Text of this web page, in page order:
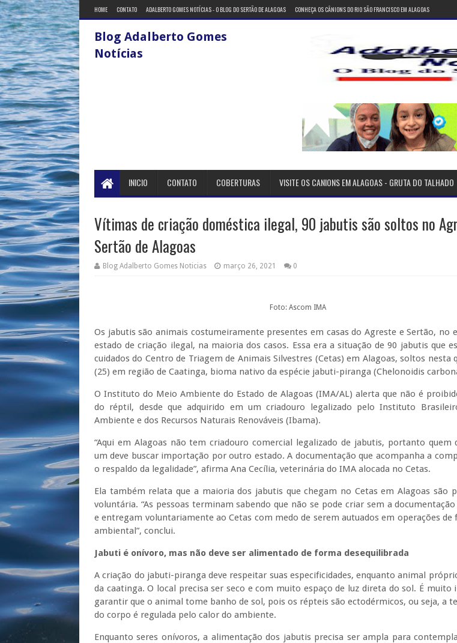
HOME CONTATO ADALBERTO GOMES NOTÍCIAS - O BLOG DO SERTÃO DE ALAGOAS CONHEÇA OS CÂNIONS DO RIO SÃO FRANCISCO EM ALAGOAS
Blog Adalberto Gomes
Notícias
INICIO CONTATO COBERTURAS VISITE OS CANIONS EM ALAGOAS - GRUTA DO TALHADO
Vítimas de criação doméstica ilegal, 90 jabutis são soltos no
Sertão de Alagoas
Blog Adalberto Gomes Noticias março 26, 2021 0
Foto: Ascom IMA
Os jabutis são animais costumeiramente presentes em casas do Agreste e Sertão, no
estado de criação ilegal, na maioria dos casos. Essa era a situação de 90 jabutis que
cuidados do Centro de Triagem de Animais Silvestres (Cetas) em Alagoas, soltos nesta
(25) em região de Caatinga, bioma nativo da espécie jabuti-piranga (Chelonoidis
O Instituto do Meio Ambiente do Estado de Alagoas (IMA/AL) alerta que não é
do réptil, desde que adquirido em um criadouro legalizado pelo Instituto
Ambiente e dos Recursos Naturais Renováveis (Ibama).
“Aqui em Alagoas não tem criadouro comercial legalizado de jabutis, portanto quem
um deve buscar importação por outro estado. A documentação que acompanha a
o respaldo da legalidade”, afirma Ana Cecília, veterinária do IMA alocada no Cetas.
Ela também relata que a maioria dos jabutis que chegam no Cetas em Alagoas são
voluntária. “As pessoas terminam sabendo que não se pode criar sem a documentação
e entregam voluntariamente ao Cetas com medo de serem autuados em operações de
ambiental”, conclui.
Jabuti é onívoro, mas não deve ser alimentado de forma desequilibrada
A criação do jabuti-piranga deve respeitar suas especificidades, enquanto animal
da caatinga. O local precisa ser seco e com muito espaço de luz direta do sol. É
garantir que o animal tome banho de sol, pois os répteis são ectodérmicos, ou seja, a
do corpo é regulada pelo calor do ambiente.
Enquanto seres onívoros, a alimentação dos jabutis precisa ser ampla para